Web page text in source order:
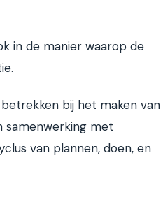
in de manier waarop de
bij het maken van
samenwerking met
van plannen, doen, en